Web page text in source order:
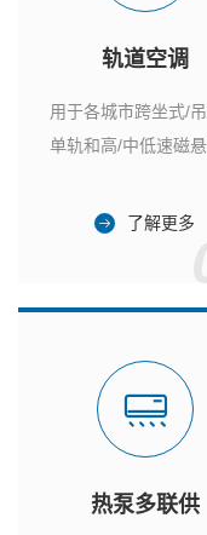
轨道空调
用于各城市跨坐式/
单轨和高/中低速磁悬
了解更多
热泵多联供